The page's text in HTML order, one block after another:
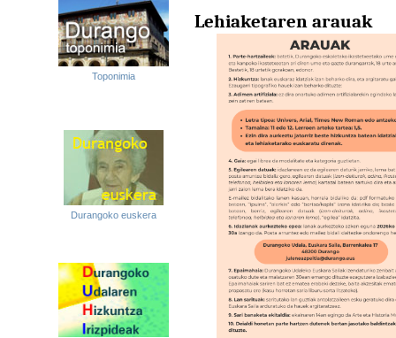
Toponimia
Durangoko euskera
Lehiaketaren arauak